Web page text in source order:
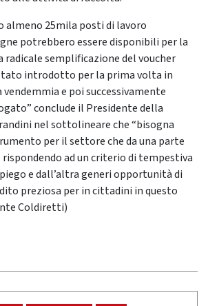
almeno 25mila posti di lavoro
potrebbero essere disponibili per la
radicale semplificazione del voucher
introdotto per la prima volta in
e poi successivamente
conclude il Presidente della
nel sottolineare che “bisogna
per il settore che da una parte
ad un criterio di tempestiva
e dall’altra generi opportunità di
preziosa per in cittadini in questo
Coldiretti)